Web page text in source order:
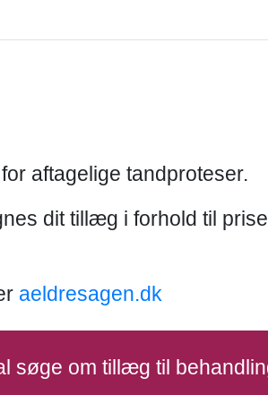
aftagelige tandproteser.
dit tillæg i forhold til
aeldresagen.dk
søge om tillæg til